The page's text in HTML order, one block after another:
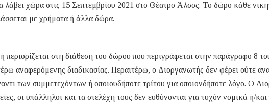
χώρα στις 15 Σεπτεμβρίου 2021 στο Θέατρο Άλσος. Το δώρο κάθε
με χρήματα ή άλλα δώρα.
στη διάθεση του δώρου που περιγράφεται στην παράγραφο 8
αναφερόμενης διαδικασίας. Περαιτέρω, ο Διοργανωτής δεν φέρει ούτε
των συμμετεχόντων ή οποιουδήποτε τρίτου για οποιονδήποτε λόγο. Ο
οι υπάλληλοι και τα στελέχη τους δεν ευθύνονται για τυχόν νομικά ή/